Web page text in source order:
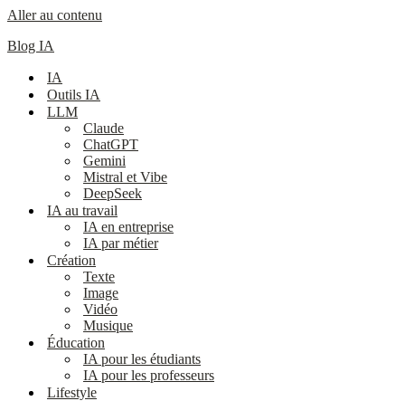
Aller au contenu
Blog IA
IA
Outils IA
LLM
Claude
ChatGPT
Gemini
Mistral et Vibe
DeepSeek
IA au travail
IA en entreprise
IA par métier
Création
Texte
Image
Vidéo
Musique
Éducation
IA pour les étudiants
IA pour les professeurs
Lifestyle